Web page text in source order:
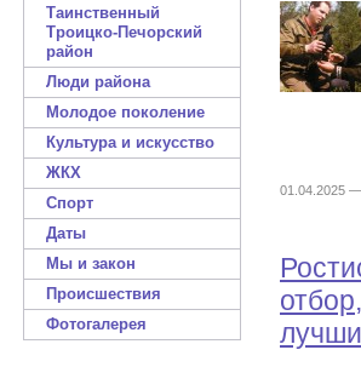
Таинственный
Троицко-Печорский
район
Люди района
Молодое поколение
Культура и искусство
ЖКХ
Спорт
Даты
Мы и закон
Происшествия
Фотогалерея
01.04.2025 —